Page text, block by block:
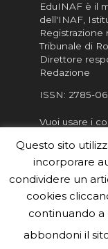
EduINAF è il
dell'INAF,
Registrazione
Tribunale di
Direttore
Redazione
ISSN: 2785-
Vuoi usare i
Informativa
Informatva sui
Per la rubrica
inviarci le tue
il form
Questo sito
incorporare
condividere un
cookies
continuando a
abbondoni il